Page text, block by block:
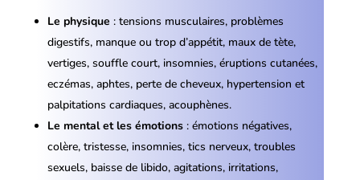
Le physique : tensions musculaires, problèmes
digestifs, manque ou trop d’appétit, maux de tète,
vertiges, souffle court, insomnies, éruptions cutanées,
eczémas, aphtes, perte de cheveux, hypertension et
palpitations cardiaques, acouphènes.
Le mental et les émotions: émotions négatives,
colère, tristesse, insomnies, tics nerveux, troubles
sexuels, baisse de libido, agitations, irritations,